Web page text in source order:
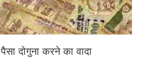
पैसा दोगुना करने का वादा